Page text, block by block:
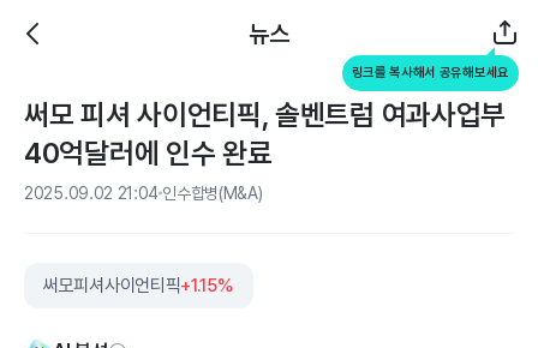
뉴스
링크를 복사해서 공유해보세요
써모 피셔 사이언티픽, 솔벤트럼 여과사업부
40억달러에 인수 완료
2025.09.02 21:04 인수합병(M&A)
써모피셔사이언티픽+1.15%